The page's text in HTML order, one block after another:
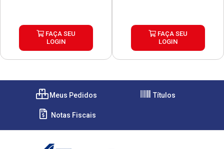
FAÇA SEU
LOGIN
FAÇA SEU
LOGIN
Meus Pedidos Títulos
Notas Fiscais